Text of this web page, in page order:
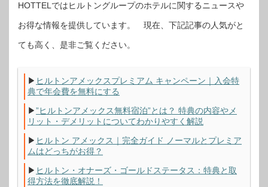
HOTTELではヒルトングループのホテルに関するニュースや
お得な情報を提供しています。 現在、下記記事の人気がと
ても高く、是非ご覧ください。
▶ ヒルトンアメックスプレミアム キャンペーン｜入会特
典で年会費を無料にする
▶”ヒルトンアメックス無料宿泊”とは？ 特典の内容やメ
リット・デメリットについてわかりやすく解説
▶ ヒルトン アメックス｜完全ガイド ノーマルとプレミア
ムはどっちがお得？
▶ ヒルトン・オナーズ・ゴールドステータス：特典と取
得方法を徹底解説！